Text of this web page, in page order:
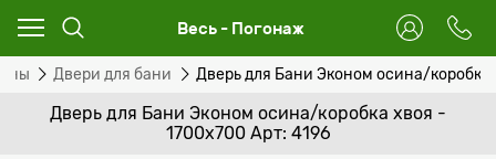
Весь - Погонаж
Двери для бани Дверь для Бани Эконом осина/коробка
Дверь для Бани Эконом осина/коробка хвоя -
1700х700 Арт: 4196